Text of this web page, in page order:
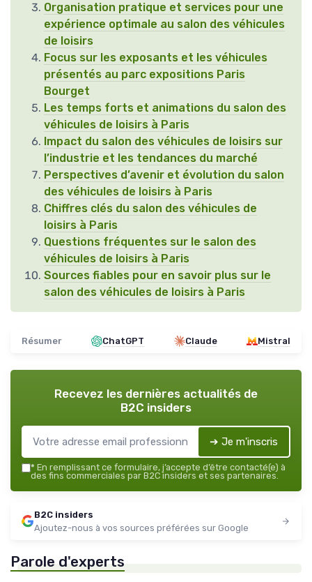
Organisation pratique et services pour une
expérience optimale au salon des véhicules
de loisirs
Focus sur les exposants et les véhicules
présentés au parc expositions Paris
Bourget
Les temps forts et animations du salon des
véhicules de loisirs à Paris
Impact du salon des véhicules de loisirs sur
l’industrie et les tendances du marché
Perspectives d’avenir et évolution du salon
des véhicules de loisirs à Paris
Chiffres clés du salon des véhicules de
loisirs à Paris
Questions fréquentes sur le salon des
véhicules de loisirs à Paris
Sources fiables pour en savoir plus sur le
salon des véhicules de loisirs à Paris
Résumer ChatGPT Claude Mistral
Recevez les dernières actualités de
B2C insiders
➔ Je m'inscris
* En remplissant ce formulaire, j’accepte d’être contacté(e) à
des fins commerciales par B2C insiders et ses partenaires.
B2C insiders
Ajoutez-nous à vos sources préférées sur Google
Parole d'experts